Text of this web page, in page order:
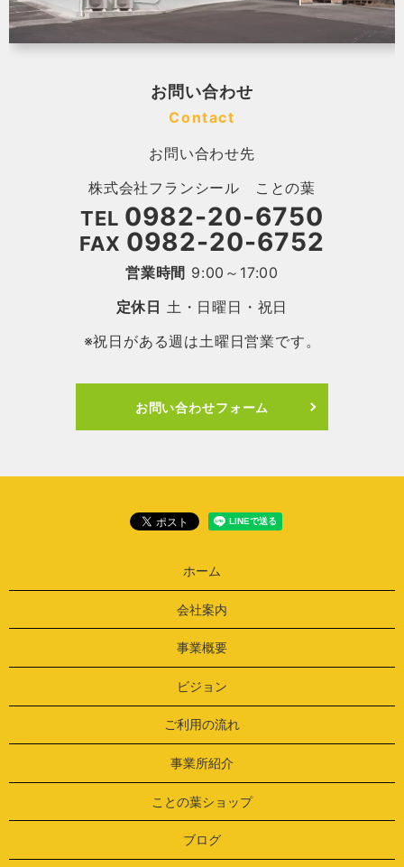
お問い合わせ
Contact
お問い合わせ先
株式会社フランシール ことの葉
TEL 0982-20-6750
FAX 0982-20-6752
営業時間 9:00～17:00
定休日 土・日曜日・祝日
※祝日がある週は土曜日営業です。
お問い合わせフォーム
ホーム
会社案内
事業概要
ビジョン
ご利用の流れ
事業所紹介
ことの葉ショップ
ブログ